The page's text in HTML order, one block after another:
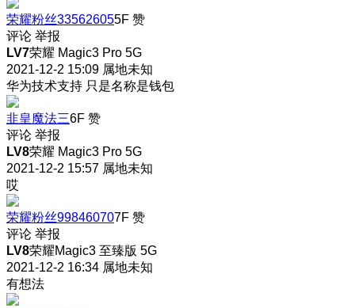
荣耀粉丝335626055F 赞
评论 举报
LV7荣耀 Magic3 Pro 5G
2021-12-2 15:09 属地未知
华为技术支持 只是名称是钱包
韭皇魔法三6F 赞
评论 举报
LV8荣耀 Magic3 Pro 5G
2021-12-2 15:57 属地未知
哎
荣耀粉丝998460707F 赞
评论 举报
LV8荣耀Magic3 至臻版 5G
2021-12-2 16:34 属地未知
有想法